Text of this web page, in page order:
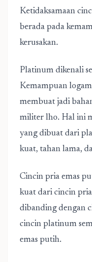
Ketidaksamaan
berada pada
kerusakan.
Platinum dikenali
Kemampuan
membuat jadi
militer lho. Hal ini
yang dibuat dari
kuat, tahan lama,
Cincin pria emas
kuat dari cincin
dibanding dengan
cincin platinum
emas putih.